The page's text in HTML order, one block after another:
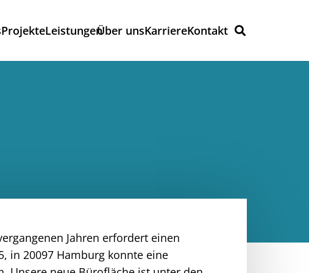
ProjekteLeistungenÜber unsKarriereKontakt
Jahren erfordert einen
in 20097 Hamburg konnte eine